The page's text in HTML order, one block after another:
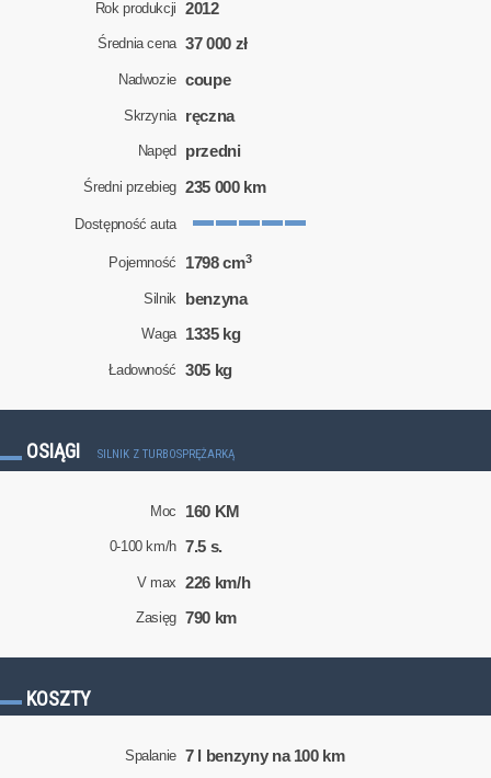
Rok produkcji 2012
Średnia cena 37 000 zł
Nadwozie coupe
Skrzynia ręczna
Napęd przedni
Średni przebieg 235 000 km
Dostępność auta
Pojemność 1798 cm3
Silnik benzyna
Waga 1335 kg
Ładowność 305 kg
OSIĄGI SILNIK Z TURBOSPRĘŻARKĄ
Moc 160 KM
0-100 km/h 7.5 s.
V max 226 km/h
Zasięg 790 km
KOSZTY
Spalanie 7 l benzyny na 100 km